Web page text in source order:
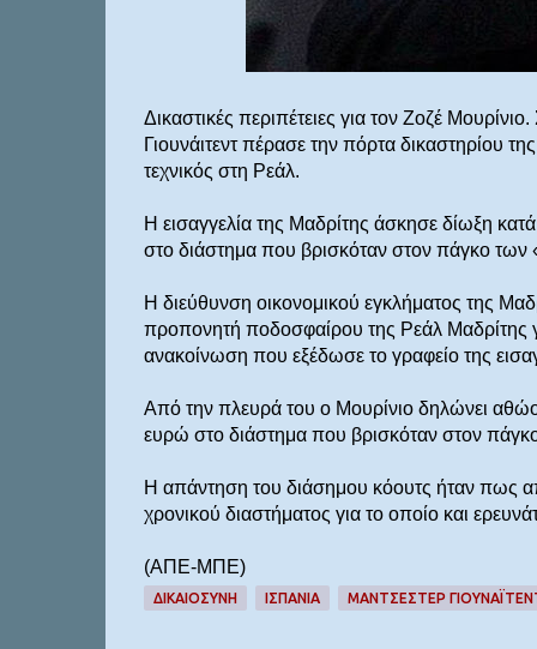
Δικαστικές περιπέτειες για τον Ζοζέ
Γιουνάιτεντ πέρασε την πόρτα δικαστηρίου
τεχνικός στη Ρεάλ.
Η εισαγγελία της Μαδρίτης άσκησε δίωξη
στο διάστημα που βρισκόταν στον πάγκο
Η διεύθυνση οικονομικού εγκλήματος της
προπονητή ποδοσφαίρου της Ρεάλ Μαδρίτης
ανακοίνωση που εξέδωσε το γραφείο της
Από την πλευρά του ο Μουρίνιο δηλώνει
ευρώ στο διάστημα που βρισκόταν στον
Η απάντηση του διάσημου κόουτς ήταν πως
χρονικού διαστήματος για το οποίο και
(ΑΠΕ-ΜΠΕ)
ΔΙΚΑΙΟΣΥΝΗ ΙΣΠΑΝΙΑ ΜΑΝΤΣΕΣΤΕΡ